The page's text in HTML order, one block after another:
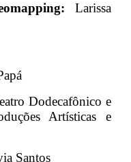
Larissa
Dodecafônico e
Artísticas e
Santos